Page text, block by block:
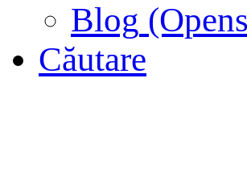
Blog
Căutare